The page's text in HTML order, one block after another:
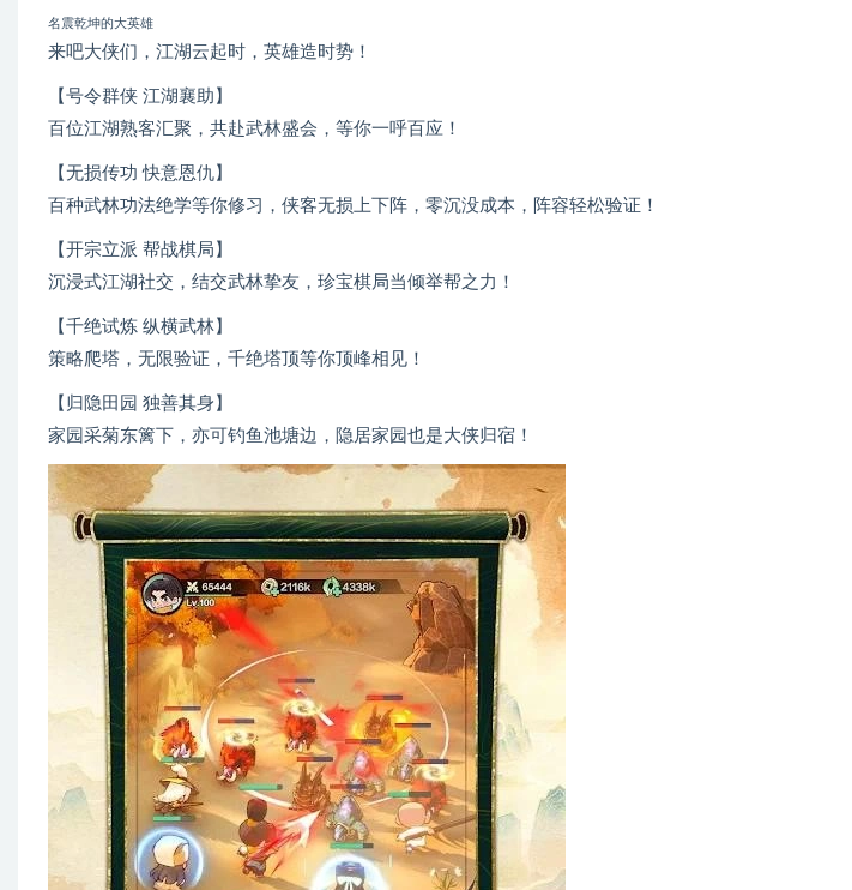
名震乾坤的大英雄
来吧大侠们，江湖云起时，英雄造时势！
【号令群侠 江湖襄助】
百位江湖熟客汇聚，共赴武林盛会，等你一呼百应！
【无损传功 快意恩仇】
百种武林功法绝学等你修习，侠客无损上下阵，零沉没成本，阵容轻松验证！
【开宗立派 帮战棋局】
沉浸式江湖社交，结交武林挚友，珍宝棋局当倾举帮之力！
【千绝试炼 纵横武林】
策略爬塔，无限验证，千绝塔顶等你顶峰相见！
【归隐田园 独善其身】
家园采菊东篱下，亦可钓鱼池塘边，隐居家园也是大侠归宿！